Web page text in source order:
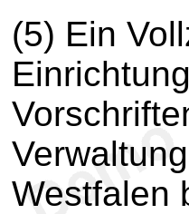
(5) Ein
Westfalen